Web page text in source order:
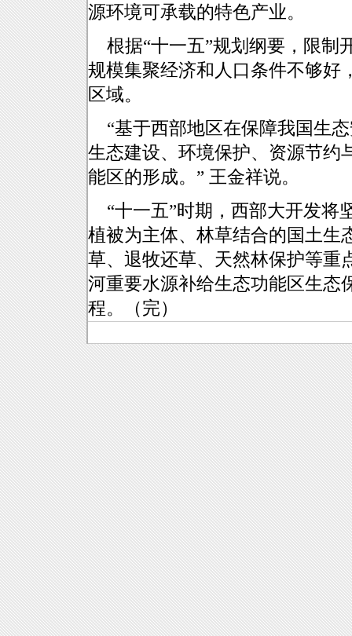
源环境可承载的特色产业。
根据“十一五”规划纲要，限制
规模集聚经济和人口条件不够好
区域。
“基于西部地区在保障我国生
生态建设、环境保护、资源节约
能区的形成。” 王金祥说。
“十一五”时期，西部大开发将
植被为主体、林草结合的国土生
草、退牧还草、天然林保护等重
河重要水源补给生态功能区生态
程。（完）